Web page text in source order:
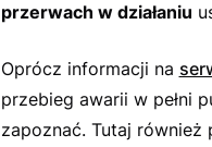
przerwach w działaniu
Oprócz informacji na
przebieg awarii w pełni
zapoznać. Tutaj